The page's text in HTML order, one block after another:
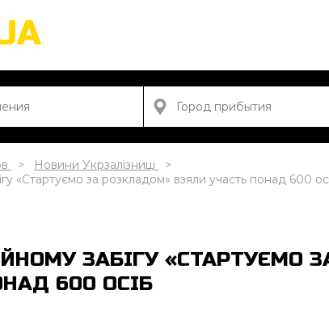
Новини Укрзалізниці
«Стартуємо за розкладом» взяли участь понад 600
ЗАБІГУ «СТАРТУЄМО
600 ОСІБ